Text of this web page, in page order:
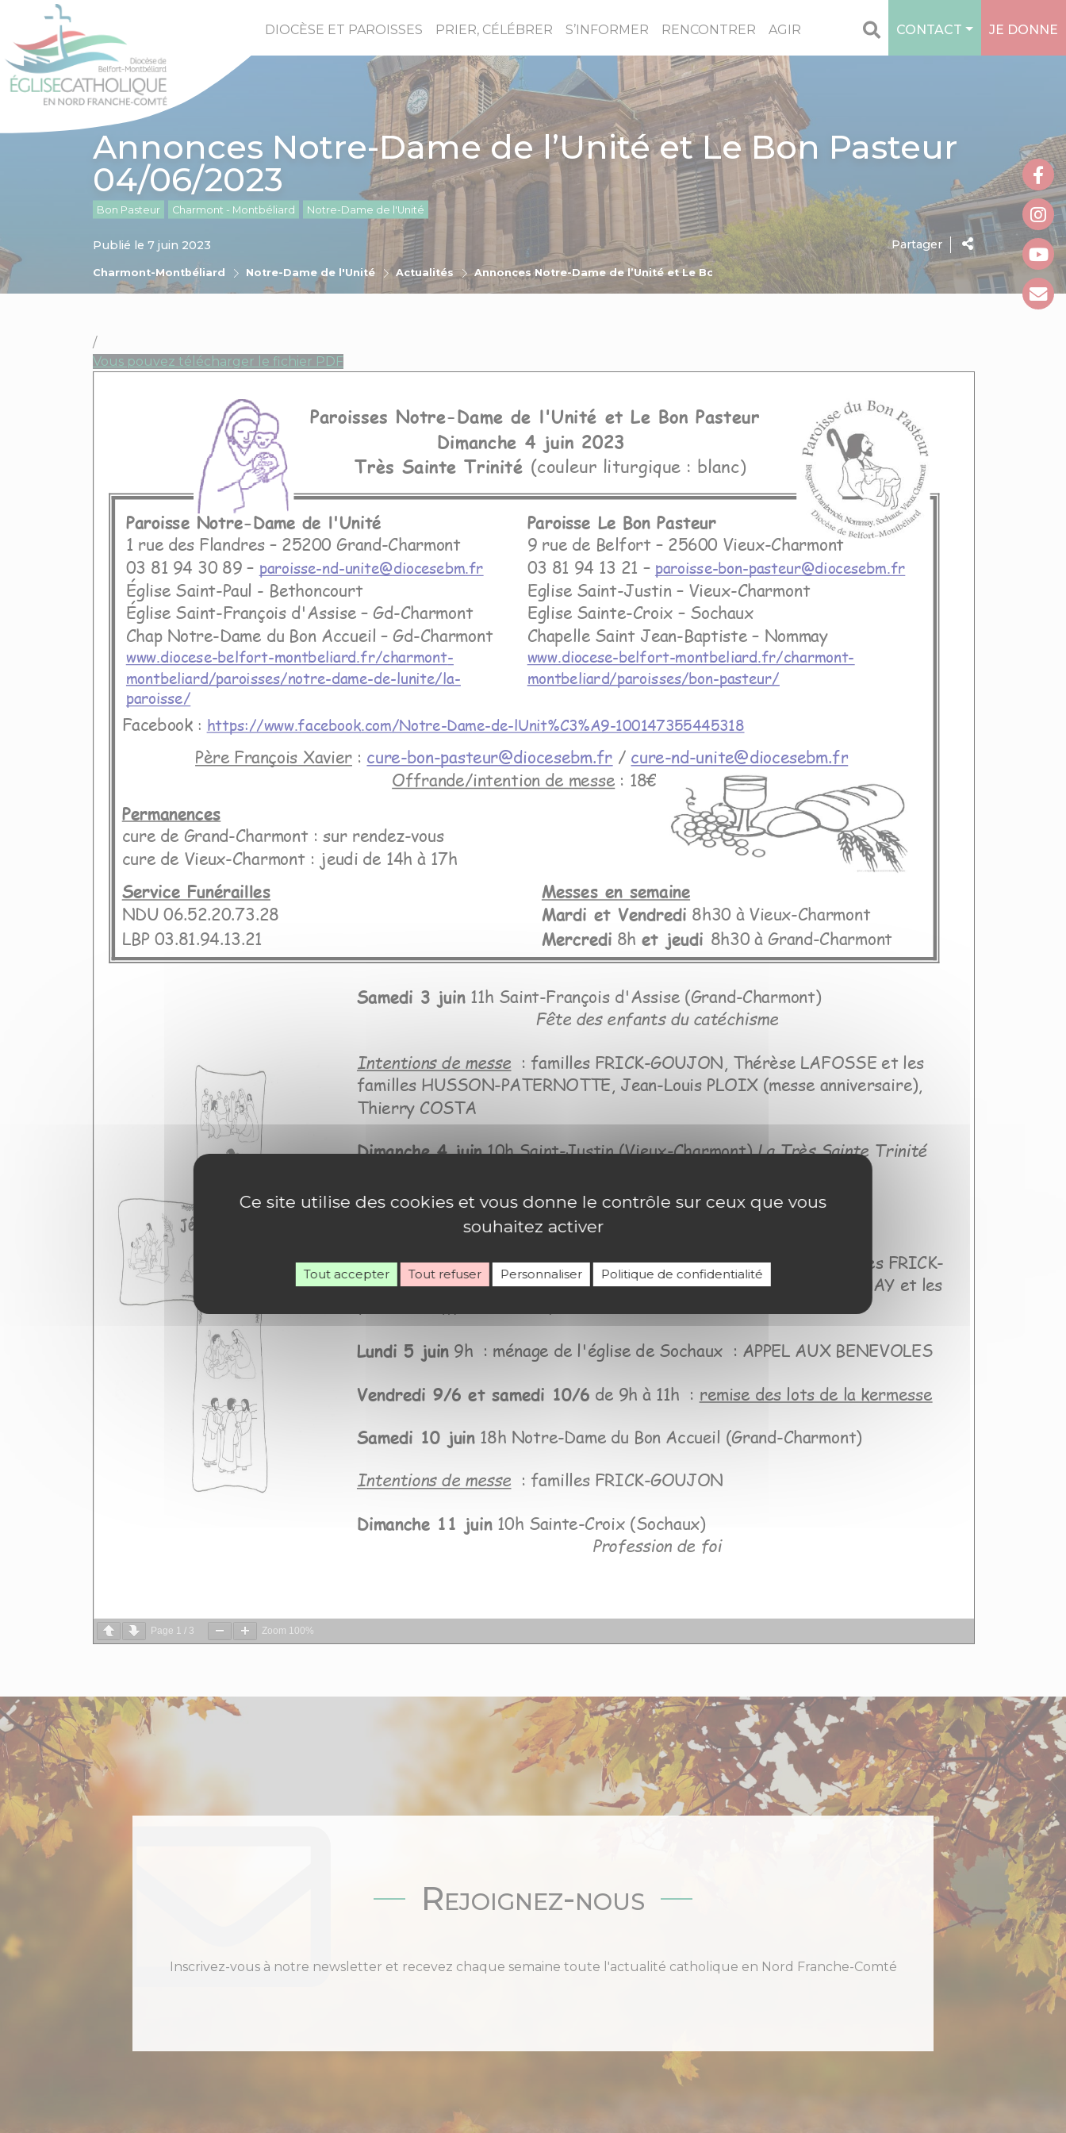
DIOCÈSE ET PAROISSES PRIER, CÉLÉBRER S’INFORMER RENCONTRER AGIR CONTACT JE DONNE
Annonces Notre-Dame de l’Unité et Le Bon Pasteur
04/06/2023
Bon Pasteur Charmont - Montbéliard Notre-Dame de l'Unité
Partager
Charmont-Montbéliard Notre-Dame de l'Unité Actualités Annonces Notre-Dame de l’Unité et Le Bon Pasteur 04/06/2023
Publié le 7 juin 2023
/
Vous pouvez télécharger le fichier PDF
Page 1 / 3 Zoom 100%
Rejoignez-nous
Inscrivez-vous à notre newsletter et recevez chaque semaine toute l'actualité catholique en Nord Franche-Comté
Ce site utilise des cookies et vous donne le contrôle sur ceux que vous
souhaitez activer
Tout accepter Tout refuser Personnaliser Politique de confidentialité